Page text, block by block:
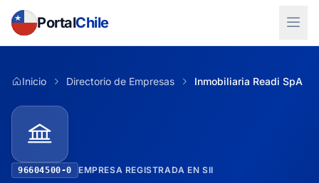
PortalChile
Inicio Directorio de Empresas Inmobiliaria Readi SpA
96604500-0 EMPRESA REGISTRADA EN SII